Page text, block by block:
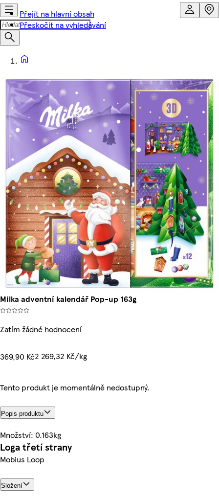
Přejít na hlavní obsah
Přeskočit na vyhledávání
Milka adventní kalendář Pop-up 163g
Zatím žádné hodnocení
369,90 Kč2 269,32 Kč/kg
Tento produkt je momentálně nedostupný.
Popis produktu
Množství: 0.163kg
Loga třetí strany
Mobius Loop
Složení